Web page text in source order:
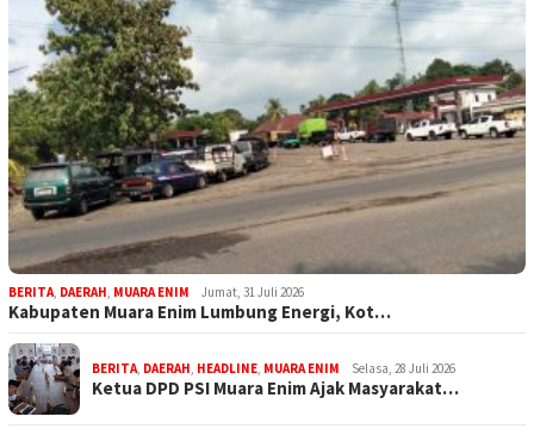
BERITA, DAERAH, MUARA ENIM Jumat, 31 Juli 2026
Kabupaten Muara Enim Lumbung Energi, Kot…
BERITA, DAERAH, HEADLINE, MUARA ENIM Selasa, 28 Juli 2026
Ketua DPD PSI Muara Enim Ajak Masyarakat…